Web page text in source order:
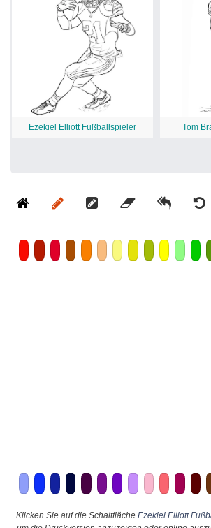
Ezekiel Elliott Fußballspieler Tom
Klicken Sie auf die Schaltfläche Ezekiel Elliott